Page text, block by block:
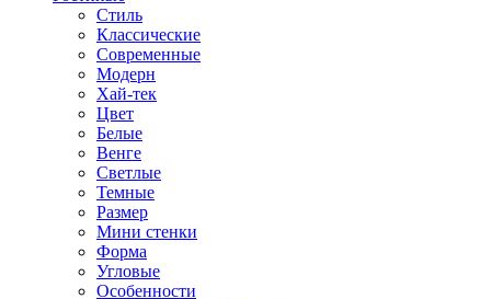
Стиль
Классические
Современные
Модерн
Хай-тек
Цвет
Белые
Венге
Светлые
Темные
Размер
Мини стенки
Форма
Угловые
Особенности